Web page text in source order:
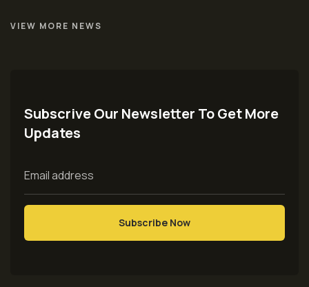
VIEW MORE NEWS
Subscrive Our Newsletter To Get More
Updates